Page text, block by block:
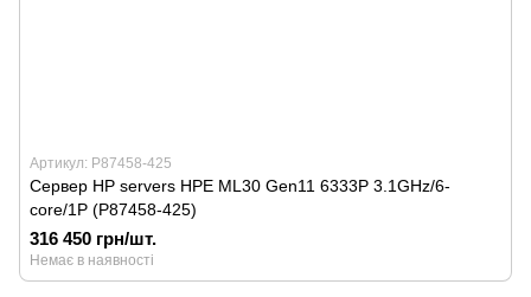
Артикул: P87458-425
Сервер HP servers HPE ML30 Gen11 6333P 3.1GHz/6-
core/1P (P87458-425)
316 450 грн/шт.
Немає в наявності